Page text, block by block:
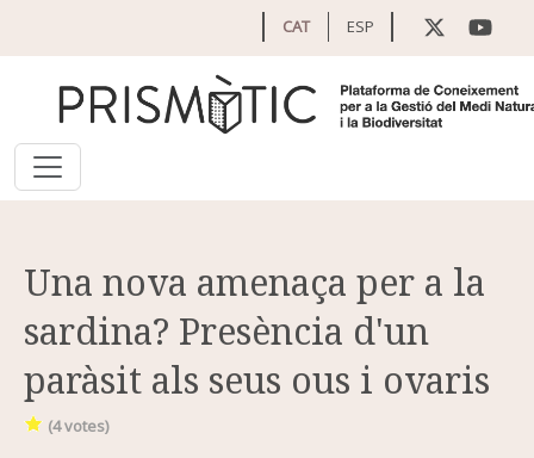
CAT ESP
Una nova amenaça per a la
sardina? Presència d'un
paràsit als seus ous i ovaris
(4votes)